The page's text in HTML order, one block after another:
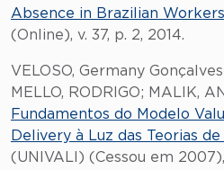
Absence in Brazilian
(Online), v. 37, p. 2, 2014.
VELOSO, Germany
MELLO, RODRIGO; MALIK,
Fundamentos do Modelo
Delivery à Luz das Teorias
(UNIVALI) (Cessou em